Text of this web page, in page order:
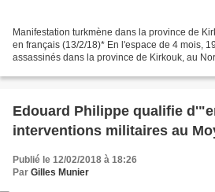
Manifestation turkmène dans la province de
en français (13/2/18)* En l'espace de 4 mois,
assassinés dans la province de Kirkouk, au
Edouard Philippe qualifie
interventions militaires au
Publié le 12/02/2018 à 18:26
Par Gilles Munier